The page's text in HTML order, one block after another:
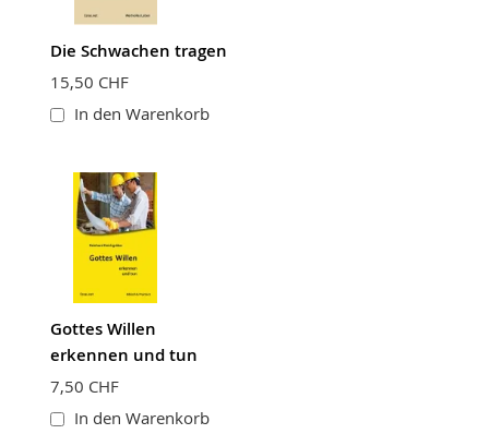
Die Schwachen tragen
15,50 CHF
In den Warenkorb
Gottes Willen
erkennen und tun
7,50 CHF
In den Warenkorb